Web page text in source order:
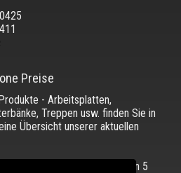
Preise
- Arbeitsplatten,
Treppen usw. finden Sie in
Übersicht unserer aktuellen
mit einem Durchschnitt von 5